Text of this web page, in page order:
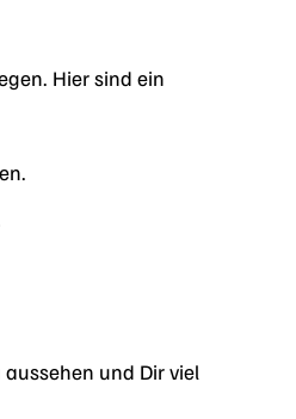
Hier sind ein
und Dir viel